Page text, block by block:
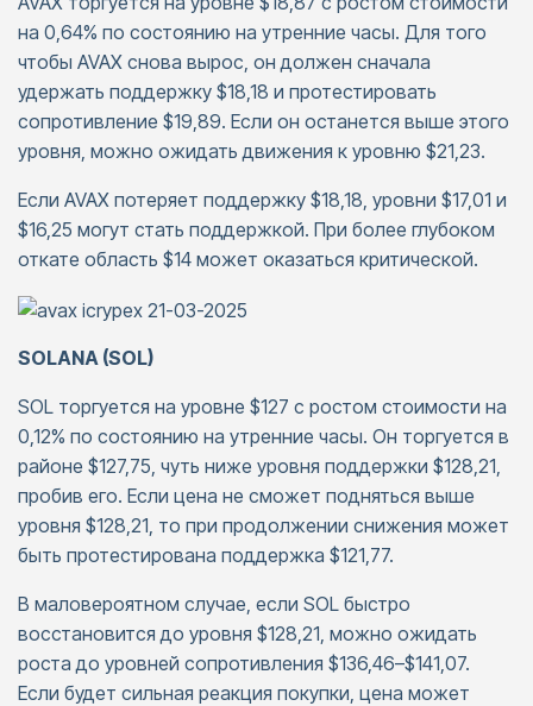
на 0,64% по состоянию на утренние часы. Для того
чтобы AVAX снова вырос, он должен сначала
удержать поддержку $18,18 и протестировать
сопротивление $19,89. Если он останется выше этого
уровня, можно ожидать движения к уровню $21,23.
Если AVAX потеряет поддержку $18,18, уровни $17,01 и
$16,25 могут стать поддержкой. При более глубоком
откате область $14 может оказаться критической.
SOLANA (SOL)
SOL торгуется на уровне $127 с ростом стоимости на
0,12% по состоянию на утренние часы. Он торгуется в
районе $127,75, чуть ниже уровня поддержки $128,21,
пробив его. Если цена не сможет подняться выше
уровня $128,21, то при продолжении снижения может
быть протестирована поддержка $121,77.
В маловероятном случае, если SOL быстро
восстановится до уровня $128,21, можно ожидать
роста до уровней сопротивления $136,46–$141,07.
Если будет сильная реакция покупки, цена может